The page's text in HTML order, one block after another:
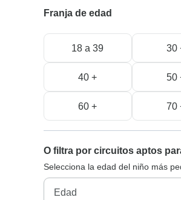
Franja de edad
18 a 39 30
40 + 50
60 + 70
O filtra por circuitos aptos
Selecciona la edad del niño más